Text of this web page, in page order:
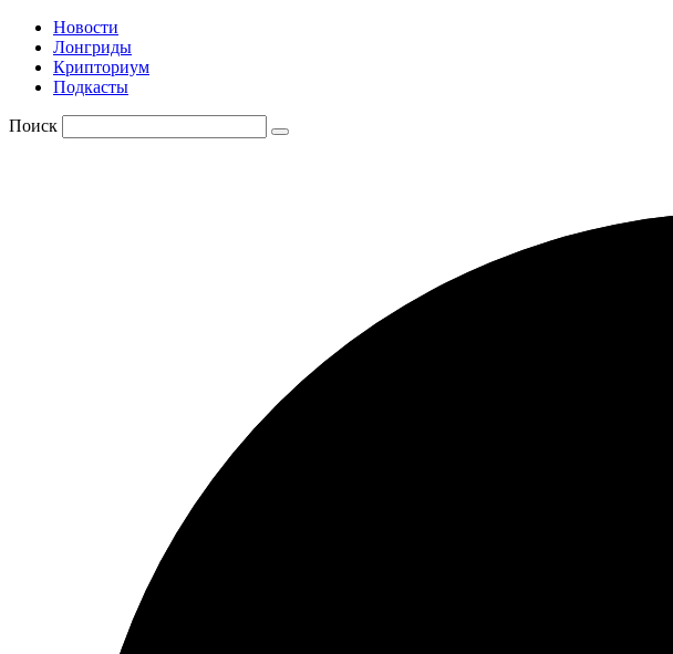
Новости
Лонгриды
Крипториум
Подкасты
Поиск